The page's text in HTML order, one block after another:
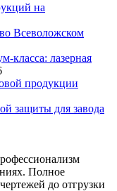
на
Всеволожском
класса: лазерная
продукции
защиты для завода
Полное
до отгрузки